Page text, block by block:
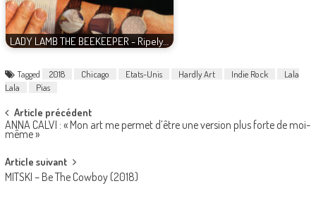
LADY LAMB THE BEEKEEPER - Ripely…
Tagged 2018 Chicago Etats-Unis Hardly Art Indie Rock
Lala
Lala
Pias
Post
navigation
Article précédent
ANNA CALVI : « Mon art me permet d’être une version plus forte de moi-
même »
Article suivant
MITSKI – Be The Cowboy (2018)